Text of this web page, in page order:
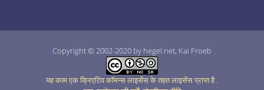
Copyright © 2002-2020 by hegel.net, Kai Froeb
यह काम एक क्रिएटिव कॉमन्स लाइसेंस के तहत लाइसेंस प्राप्त है.